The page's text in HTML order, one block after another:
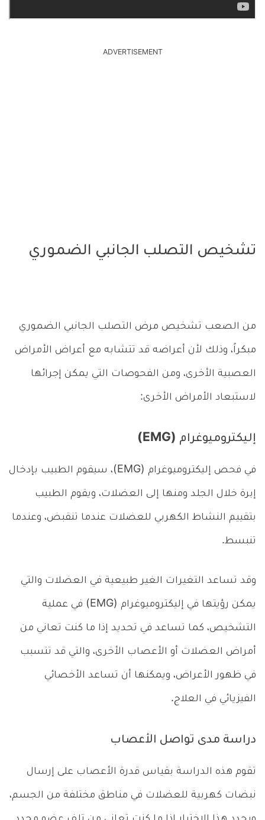
ADVERTISEMENT
تشخيص التصلب الجانبي الضموري
من الصعب تشخيص مرض التصلب الجانبي الضموري
مبكراً، وذلك لأن أعراضه قد تتشابه مع أعراض الأمراض
العصبية الأخرى، ومن الفحوصات التي يمكن إجرائها
لاستبعاد الأمراض الأخرى:
إليكتروميوغرام (EMG)
في فحص إليكتروميوغرام (EMG)، سيقوم الطبيب بإدخال
إبرة خلال الجلد ومنها إلى العضلات، ويقوم الطبيب
بتقييم النشاط الكهربي للعضلات عندما تنقبض، وعندما
تنبسط.
وقد تساعد التغيرات الغير طبيعية في العضلات والتي
يمكن رؤيتها في إليكتروميوغرام (EMG) في عملية
التشخيص، كما تساعد في تحديد إذا ما كنت تعاني من
أمراض العضلات أو الأعصاب الأخرى، والتي قد تتسبب
في ظهور الأعراض، ويمكنها أن تساعد الأخصائي
الفيزيائي في العلاج.
دراسة مدى تواصل الأعصاب
تقوم هذه الدراسة بقياس قدرة الأعصاب على إرسال
نبضات كهربية للعضلات في مناطق مختلفة من الجسم،